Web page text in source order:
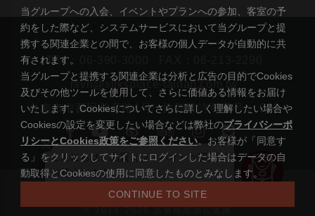
TEL：
rsvn@silksplace-tainan.com.tw
台南市中西区和意路1号
旅館業許可番号： 273
シルクスプレイス台南 |
リージェント国際ホテルグループ
プライバシーステートメント及びクッキーポリシー
当グループへの入会、イベントやプランへの参加、客室の予
約をした際など、システムサービスにおいて当グループと提
携する関連企業との間で、お客様の個人データが自動的に共
有されます。
当グループと提携する関連企業は分析と広告の目的でCookies
及びその他ツールを使用して、さらに価値ある情報をお届け
いたします。Cookiesについてさらに詳しく理解したい場合や
Cookiesの設定を変更したい場合などは弊社のプライバシーポ
リシーとCookies政策をご参照ください。お客様が「同意す
る」をクリックしてサイトにログインした場合はデータの自
動取得とCookiesの使用に同意したものとみなします。
CONTINUE TO SITE
こんにちは。晶寶（ジンバオ）が質問に
お答えします。